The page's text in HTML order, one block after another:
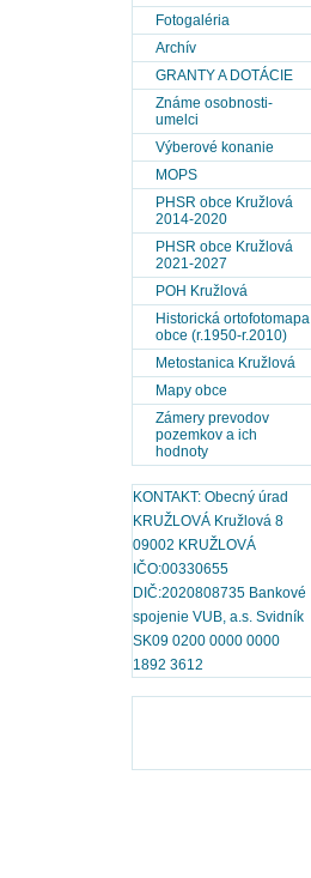
Fotogaléria
Archív
GRANTY A DOTÁCIE
Známe osobnosti-
umelci
Výberové konanie
MOPS
PHSR obce Kružlová
2014-2020
PHSR obce Kružlová
2021-2027
POH Kružlová
Historická ortofotomapa
obce (r.1950-r.2010)
Metostanica Kružlová
Mapy obce
Zámery prevodov
pozemkov a ich
hodnoty
KONTAKT: Obecný úrad
KRUŽLOVÁ Kružlová 8
09002 KRUŽLOVÁ
IČO:00330655
DIČ:2020808735 Bankové
spojenie VUB, a.s. Svidník
SK09 0200 0000 0000
1892 3612